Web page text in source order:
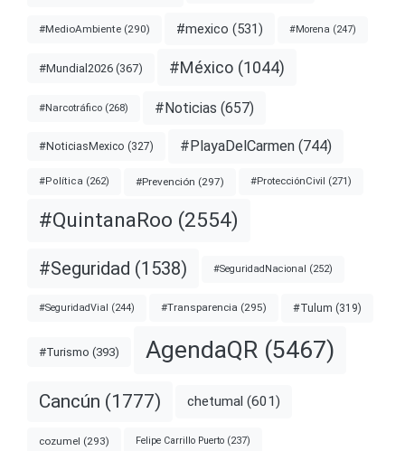
#MedioAmbiente (290) #mexico (531) #Morena (247)
#Mundial2026 (367) #México (1044)
#Narcotráfico (268) #Noticias (657)
#NoticiasMexico (327) #PlayaDelCarmen (744)
#Política (262) #Prevención (297) #ProtecciónCivil (271)
#QuintanaRoo (2554)
#Seguridad (1538) #SeguridadNacional (252)
#SeguridadVial (244) #Transparencia (295) #Tulum (319)
#Turismo (393) AgendaQR (5467)
Cancún (1777) chetumal (601)
cozumel (293) Felipe Carrillo Puerto (237)